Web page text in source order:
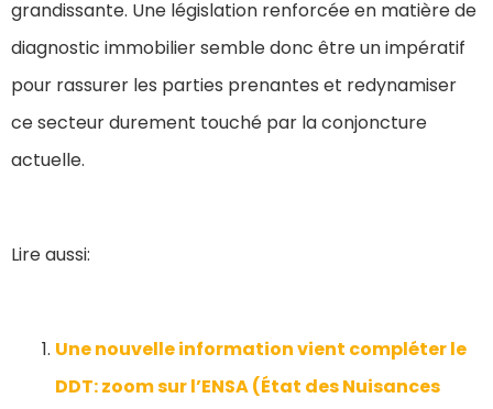
grandissante. Une législation renforcée en matière de
diagnostic immobilier semble donc être un impératif
pour rassurer les parties prenantes et redynamiser
ce secteur durement touché par la conjoncture
actuelle.
Lire aussi:
Une nouvelle information vient compléter le
DDT: zoom sur l’ENSA (État des Nuisances